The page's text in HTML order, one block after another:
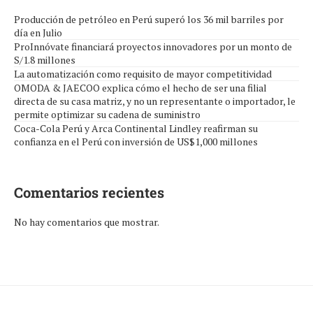
Producción de petróleo en Perú superó los 36 mil barriles por
día en Julio
ProInnóvate financiará proyectos innovadores por un monto de
S/1.8 millones
La automatización como requisito de mayor competitividad
OMODA & JAECOO explica cómo el hecho de ser una filial
directa de su casa matriz, y no un representante o importador, le
permite optimizar su cadena de suministro
Coca-Cola Perú y Arca Continental Lindley reafirman su
confianza en el Perú con inversión de US$1,000 millones
Comentarios recientes
No hay comentarios que mostrar.